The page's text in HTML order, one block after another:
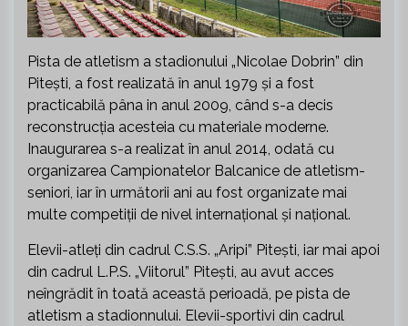
Pista de atletism a stadionului „Nicolae Dobrin” din
Pitești, a fost realizată în anul 1979 și a fost
practicabilă pâna in anul 2009, când s-a decis
reconstrucția acesteia cu materiale moderne.
Inaugurarea s-a realizat în anul 2014, odată cu
organizarea Campionatelor Balcanice de atletism-
seniori, iar în următorii ani au fost organizate mai
multe competiții de nivel internațional și național.
Elevii-atleți din cadrul C.S.S. „Aripi” Pitești, iar mai apoi
din cadrul L.P.S. „Viitorul” Pitești, au avut acces
neîngrădit în toată această perioadă, pe pista de
atletism a stadionnului. Elevii-sportivi din cadrul